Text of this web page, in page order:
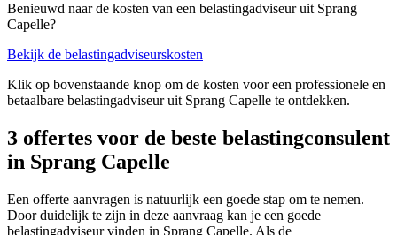
Benieuwd naar de kosten van een belastingadviseur uit Sprang
Capelle?
Bekijk de belastingadviseurskosten
Klik op bovenstaande knop om de kosten voor een professionele en
betaalbare belastingadviseur uit Sprang Capelle te ontdekken.
3 offertes voor de beste belastingconsulent
in Sprang Capelle
Een offerte aanvragen is natuurlijk een goede stap om te nemen.
Door duidelijk te zijn in deze aanvraag kan je een goede
belastingadviseur vinden in Sprang Capelle. Als de